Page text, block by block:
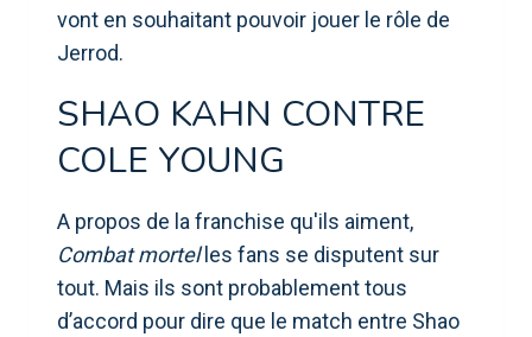
vont en souhaitant pouvoir jouer le rôle de
Jerrod.
SHAO KAHN CONTRE
COLE YOUNG
A propos de la franchise qu'ils aiment,
Combat mortelles fans se disputent sur
tout. Mais ils sont probablement tous
d’accord pour dire que le match entre Shao